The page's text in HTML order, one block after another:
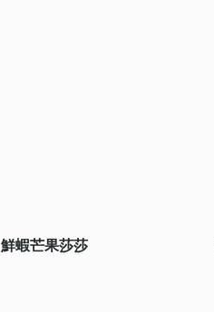
鮮蝦芒果莎莎